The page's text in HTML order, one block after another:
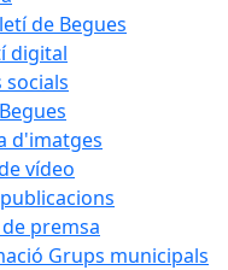
de Begues
digital
socials
d'imatges
vídeo
premsa
Grups municipals